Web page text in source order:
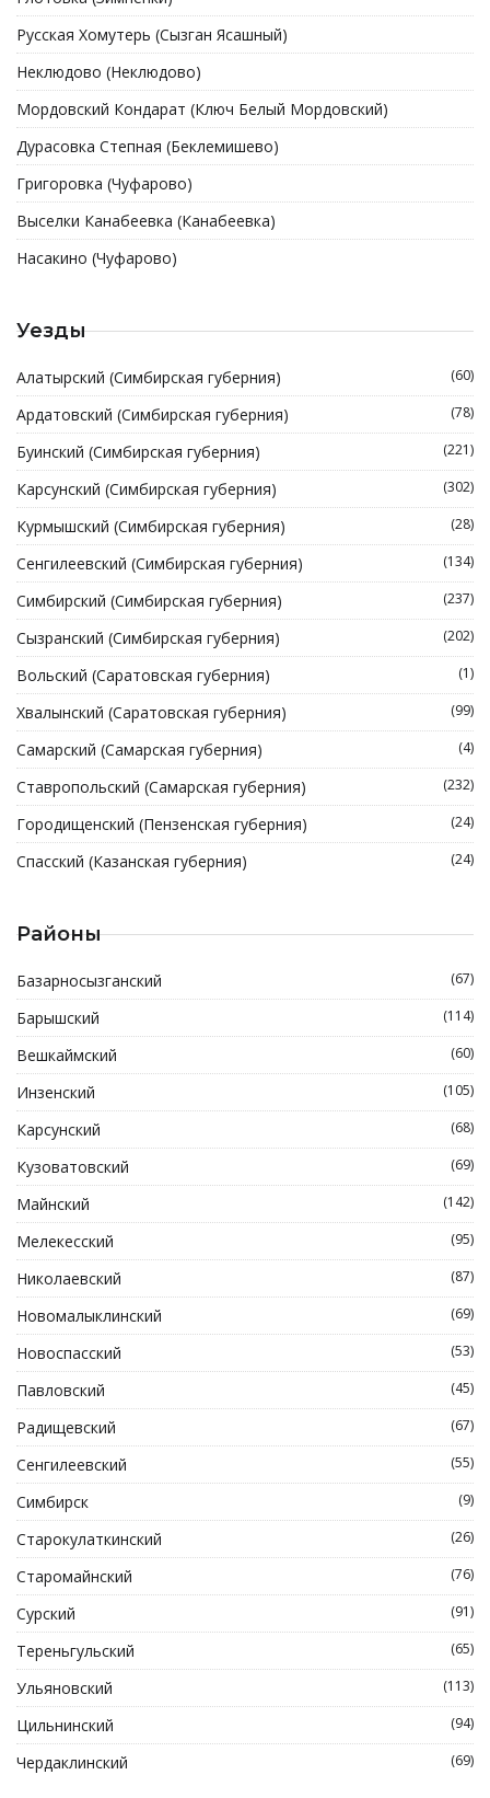
Русская Хомутерь (Сызган Ясашный)
Неклюдово (Неклюдово)
Мордовский Кондарат (Ключ Белый Мордовский)
Дурасовка Степная (Беклемишево)
Григоровка (Чуфарово)
Выселки Канабеевка (Канабеевка)
Насакино (Чуфарово)
Уезды
Алатырский (Симбирская губерния) (60)
Ардатовский (Симбирская губерния) (78)
Буинский (Симбирская губерния) (221)
Карсунский (Симбирская губерния) (302)
Курмышский (Симбирская губерния) (28)
Сенгилеевский (Симбирская губерния) (134)
Симбирский (Симбирская губерния) (237)
Сызранский (Симбирская губерния) (202)
Вольский (Саратовская губерния) (1)
Хвалынский (Саратовская губерния) (99)
Самарский (Самарская губерния) (4)
Ставропольский (Самарская губерния) (232)
Городищенский (Пензенская губерния) (24)
Спасский (Казанская губерния) (24)
Районы
Базарносызганский (67)
Барышский (114)
Вешкаймский (60)
Инзенский (105)
Карсунский (68)
Кузоватовский (69)
Майнский (142)
Мелекесский (95)
Николаевский (87)
Новомалыклинский (69)
Новоспасский (53)
Павловский (45)
Радищевский (67)
Сенгилеевский (55)
Симбирск (9)
Старокулаткинский (26)
Старомайнский (76)
Сурский (91)
Тереньгульский (65)
Ульяновский (113)
Цильнинский (94)
Чердаклинский (69)